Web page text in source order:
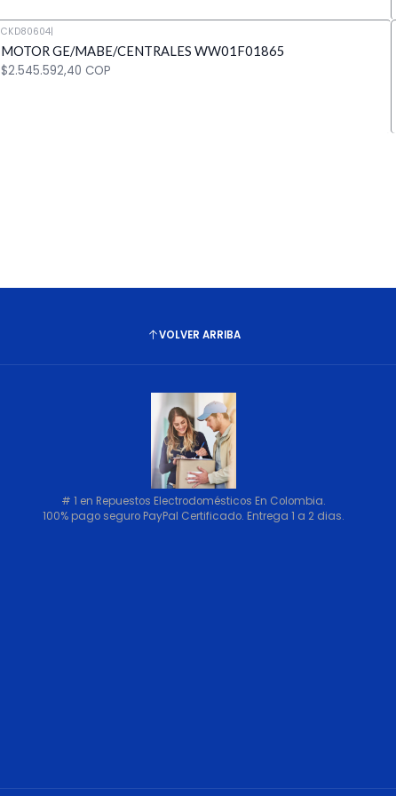
Cantidad
CKD80604|
MOTOR GE/MABE/CENTRALES WW01F01865
$2.545.592,40 COP
VOLVER ARRIBA
# 1 en Repuestos Electrodomésticos En Colombia.
100% pago seguro PayPal Certificado. Entrega 1 a 2 dias.